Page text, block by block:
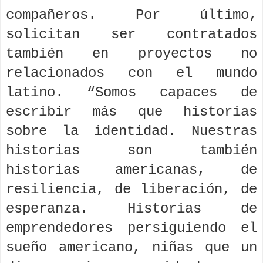
compañeros. Por último,
solicitan ser contratados
también en proyectos no
relacionados con el mundo
latino. “Somos capaces de
escribir más que historias
sobre la identidad. Nuestras
historias son también
historias americanas, de
resiliencia, de liberación, de
esperanza. Historias de
emprendedores persiguiendo el
sueño americano, niñas que un